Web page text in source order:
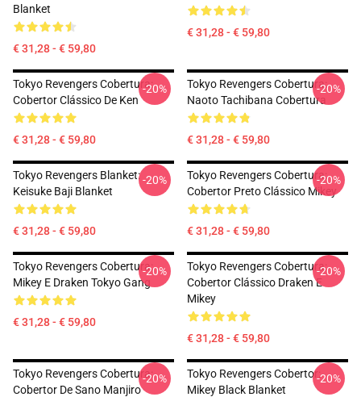
Blanket
€ 31,28 - € 59,80
€ 31,28 - € 59,80
Tokyo Revengers Cobertura:
Cobertor Clássico De Ken
€ 31,28 - € 59,80
-20%
Tokyo Revengers Cobertura:
Naoto Tachibana Cobertura
€ 31,28 - € 59,80
-20%
Tokyo Revengers Blanket:
Keisuke Baji Blanket
€ 31,28 - € 59,80
-20%
Tokyo Revengers Cobertura:
Cobertor Preto Clássico Mikey
€ 31,28 - € 59,80
-20%
Tokyo Revengers Cobertura:
Mikey E Draken Tokyo Gang
€ 31,28 - € 59,80
-20%
Tokyo Revengers Cobertura:
Cobertor Clássico Draken E
Mikey
€ 31,28 - € 59,80
-20%
Tokyo Revengers Cobertura:
Cobertor De Sano Manjiro
-20%
Tokyo Revengers Cobertor:
Mikey Black Blanket
-20%